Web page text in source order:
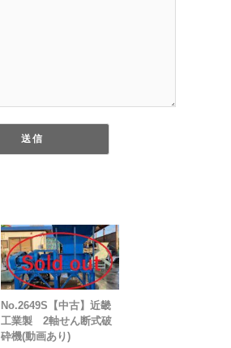
No.2649S【中古】近畿
工業製 2軸せん断式破
砕機(動画あり)